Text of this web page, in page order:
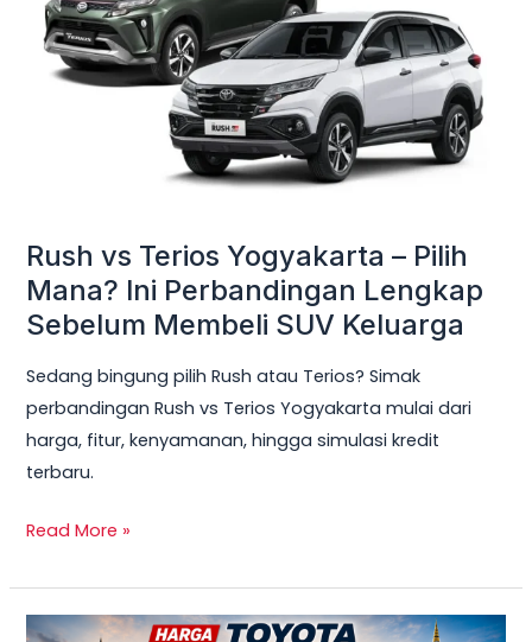
Rush vs Terios Yogyakarta – Pilih
Mana? Ini Perbandingan Lengkap
Sebelum Membeli SUV Keluarga
Sedang bingung pilih Rush atau Terios? Simak
perbandingan Rush vs Terios Yogyakarta mulai dari
harga, fitur, kenyamanan, hingga simulasi kredit
terbaru.
Pilih
Membeli
SUV
Keluarga
Read More »
TERBARU!